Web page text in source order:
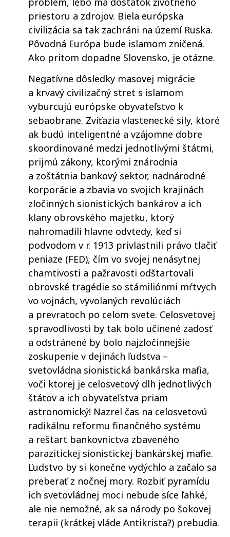
priestoru a zdrojov. Biela európska
civilizácia sa tak zachráni na území Ruska.
Pôvodná Európa bude islamom zničená.
Ako pritom dopadne Slovensko, je otázne.
Negatívne dôsledky masovej migrácie
a krvavý civilizačný stret s islamom
vyburcujú európske obyvateľstvo k
sebaobrane. Zvíťazia vlastenecké sily, ktoré
ak budú inteligentné a vzájomne dobre
skoordinované medzi jednotlivými štátmi,
prijmú zákony, ktorými znárodnia
a zoštátnia bankový sektor, nadnárodné
korporácie a zbavia vo svojich krajinách
zločinných sionistických bankárov a ich
klany obrovského majetku, ktorý
nahromadili hlavne odvtedy, keď si
podvodom v r. 1913 privlastnili právo tlačiť
peniaze (FED), čím vo svojej nenásytnej
chamtivosti a pažravosti odštartovali
obrovské tragédie so stámiliónmi mŕtvych
vo vojnách, vyvolaných revolúciách
a prevratoch po celom svete. Celosvetovej
spravodlivosti by tak bolo učinené zadosť
a odstránené by bolo najzločinnejšie
zoskupenie v dejinách ľudstva –
svetovládna sionistická bankárska mafia,
voči ktorej je celosvetový dlh jednotlivých
štátov a ich obyvateľstva priam
astronomický! Nazrel čas na celosvetovú
radikálnu reformu finančného systému
a reštart bankovníctva zbaveného
parazitickej sionistickej bankárskej mafie.
Ľudstvo by si konečne vydýchlo a začalo sa
preberať z nočnej mory. Rozbiť pyramídu
ich svetovládnej moci nebude síce ľahké,
ale nie nemožné, ak sa národy po šokovej
terapii (krátkej vláde Antikrista?) prebudia.